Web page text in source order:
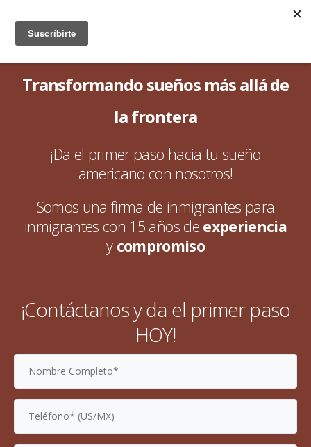
Transformando sueños más allá de
la frontera
¡Da el primer paso hacia tu sueño
americano con nosotros!
Somos una firma de inmigrantes para
inmigrantes con 15 años de experiencia
y compromiso
¡Contáctanos y da el primer paso
HOY!